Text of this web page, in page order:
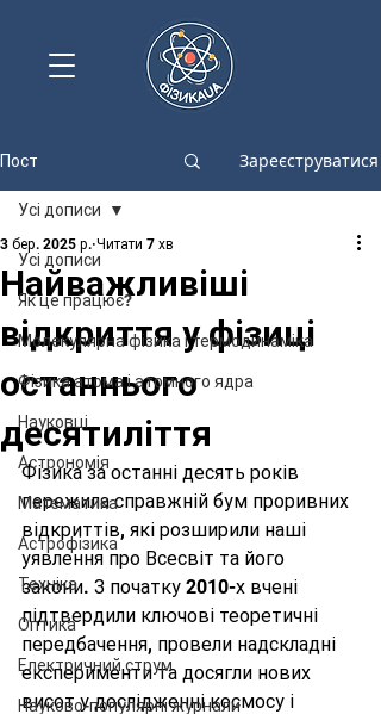
Пост Зареєструватися
Усі дописи
Як це працює?
Молекулярна фізика і термодинаміка
Фізика атома і атомного ядра
Науковці
Астрономія
Математика
Астрофізика
Техніка
Оптика
Електричний струм
Науково-популярні журнали
Усі дописи
Найважливіші
відкриття у фізиці
останнього
десятиліття
3 бер. 2025 р. Читати 7 хв
Фізика за останні десять років
пережила справжній бум проривних
відкриттів, які розширили наші
уявлення про Всесвіт та його
закони. З початку 2010-х вчені
підтвердили ключові теоретичні
передбачення, провели надскладні
експерименти та досягли нових
висот у дослідженні космосу і